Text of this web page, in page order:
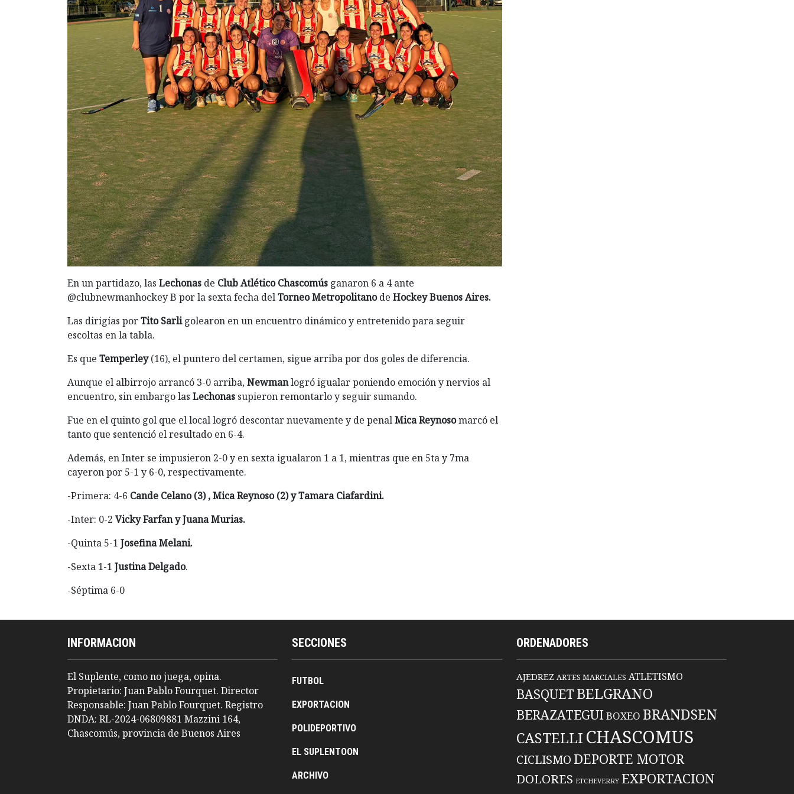
En un partidazo, las Lechonas de Club Atlético Chascomús ganaron 6 a 4 ante
@clubnewmanhockey B por la sexta fecha delTorneo Metropolitanode Hockey Buenos Aires.
Las dirigías porTito Sarligolearon en un encuentro dinámico y entretenido para seguir
escoltas en la tabla.
Es que Temperley(16), el puntero del certamen, sigue arriba por dos goles de diferencia.
Aunque el albirrojo arrancó 3-0 arriba,Newmanlogró igualar poniendo emoción y nervios al
encuentro, sin embargo las Lechonas supieron remontarlo y seguir sumando.
Fue en el quinto gol que el local logró descontar nuevamente y de penalMica Reynosomarcó el
tanto que sentenció el resultado en 6-4.
Además, en Inter se impusieron 2-0 y en sexta igualaron 1 a 1, mientras que en 5ta y 7ma
cayeron por 5-1 y 6-0, respectivamente.
-Primera: 4-6 Cande Celano (3) , Mica Reynoso (2) y Tamara Ciafardini.
-Inter: 0-2 Vicky Farfan y Juana Murias.
-Quinta 5-1 Josefina Melani.
-Sexta 1-1 Justina Delgado.
-Séptima 6-0
INFORMACION
El Suplente, como no juega, opina.
Propietario: Juan Pablo Fourquet. Director
Responsable: Juan Pablo Fourquet. Registro
DNDA: RL-2024-06809881 Mazzini 164,
Chascomús, provincia de Buenos Aires
SECCIONES
FUTBOL
EXPORTACION
POLIDEPORTIVO
EL SUPLENTOON
ARCHIVO
ORDENADORES
AJEDREZ ARTES MARCIALES ATLETISMO
BASQUET BELGRANO
BERAZATEGUIBOXEO BRANDSEN
CASTELLI CHASCOMUS
CICLISMO DEPORTE MOTOR
DOLORES ETCHEVERRY EXPORTACION